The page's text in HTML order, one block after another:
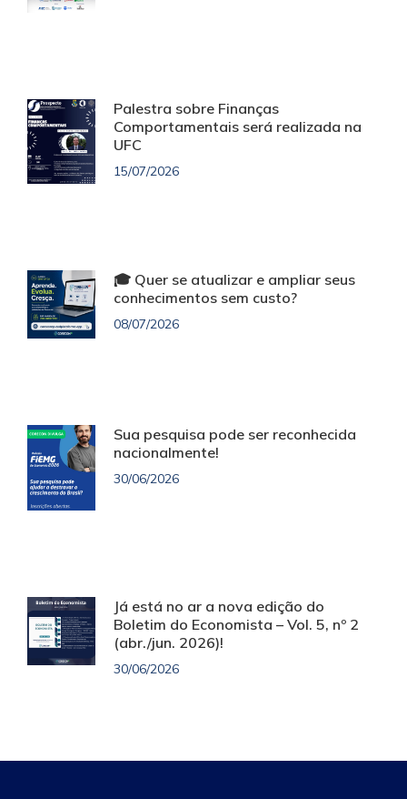
Palestra sobre Finanças
Comportamentais será realizada na
UFC
15/07/2026
🎓 Quer se atualizar e ampliar seus
conhecimentos sem custo?
08/07/2026
Sua pesquisa pode ser reconhecida
nacionalmente!
30/06/2026
Já está no ar a nova edição do
Boletim do Economista – Vol. 5, nº 2
(abr./jun. 2026)!
30/06/2026